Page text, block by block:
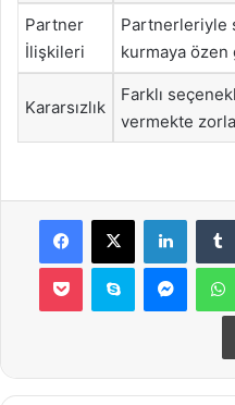
Partner
İlişkileri
Partnerleriyle
kurmaya
Kararsızlık
Farklı
vermekte
Facebook
X
Pocket Skype